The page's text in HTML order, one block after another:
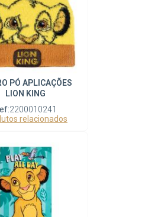
PÓ APLICAÇÕES
LION KING
2200010241
relacionados